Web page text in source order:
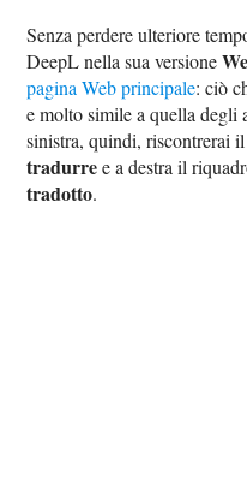
Senza perdere ulteriore
DeepL nella sua versione
pagina Web principale: ciò
e molto simile a quella
sinistra, quindi, riscontrerai
tradurree a destra il
tradotto.